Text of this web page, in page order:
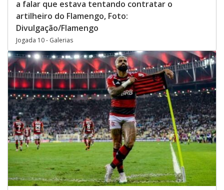
a falar que estava tentando contratar o
artilheiro do Flamengo, Foto:
Divulgação/Flamengo
Jogada 10 - Galerias